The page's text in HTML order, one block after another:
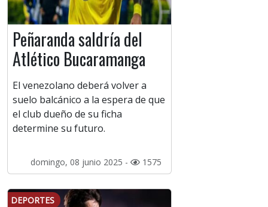
Peñaranda saldría del
Atlético Bucaramanga
El venezolano deberá volver a
suelo balcánico a la espera de que
el club dueño de su ficha
determine su futuro.
domingo, 08 junio 2025 - 1575
DEPORTES